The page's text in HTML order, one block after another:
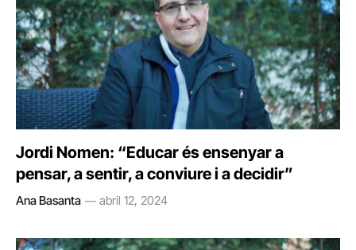
Jordi Nomen: “Educar és ensenyar a
pensar, a sentir, a conviure i a decidir”
Ana Basanta abril 12, 2024